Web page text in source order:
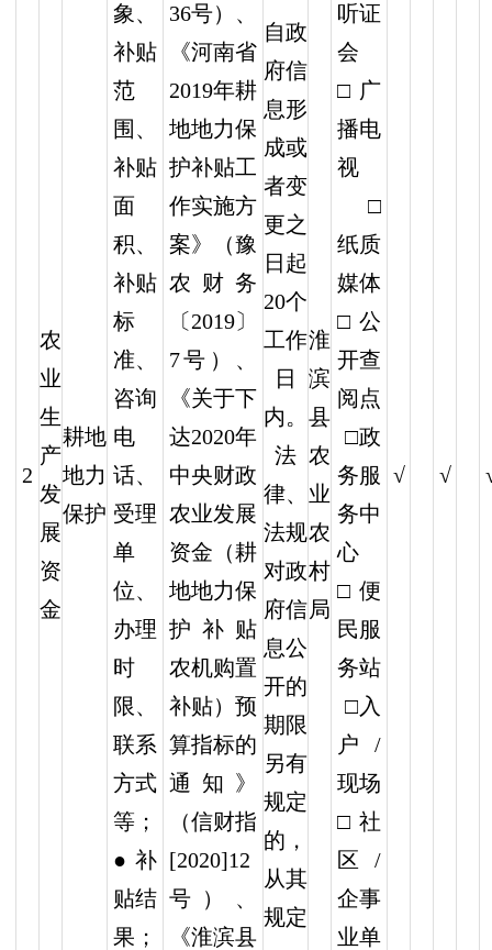
2
农
业
生
产
发
展
资
金
耕地
地力
保护
象、
补贴
范
围、
补贴
面
积、
补贴
标
准、
咨询
电
话、
受理
单
位、
办理
时
限、
联系
方式
等；
● 补
贴结
果；
36号）、
《河南省
2019年耕
地地力保
护补贴工
作实施方
案》（豫
农财务
〔2019〕
7号）、
《关于下
达2020年
中央财政
农业发展
资金（耕
地地力保
护补贴
农机购置
补贴）预
算指标的
通知》
（信财指
[2020]12
号）、
《淮滨县
自政
府信
息形
成或
者变
更之
日起
20个
工作
日
内。
法
律、
法规
对政
府信
息公
开的
期限
另有
规定
的，
从其
规定
淮
滨
县
农
业
农
村
局
听证
会
□广
播电
视
□
纸质
媒体
□公
开查
阅点
□政
务服
务中
心
□便
民服
务站
□入
户/
现场
□社
区/
企事
业单
√ √